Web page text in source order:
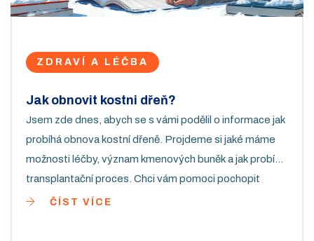
ZDRAVÍ A LÉČBA
Jak obnovit kostni dřeň?
Jsem zde dnes, abych se s vámi podělil o informace jak
probíhá obnova kostní dřeně. Projdeme si jaké máme
možnosti léčby, význam kmenových buněk a jak probíhá
transplantační proces. Chci vám pomoci pochopit
mechanismus obnovy, možné rizika a jak se připravit na
ČÍST VÍCE